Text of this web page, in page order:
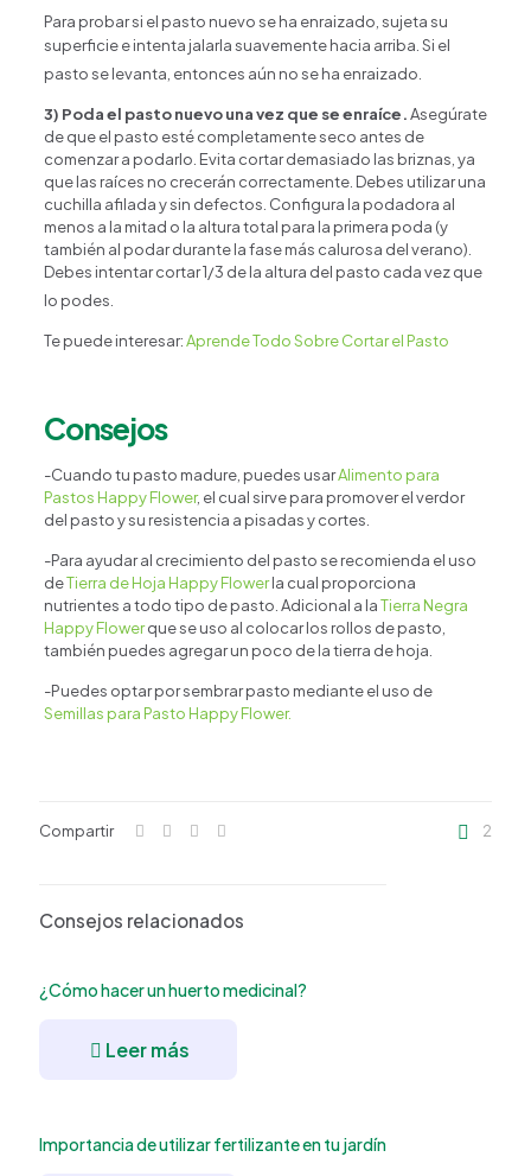
Para probar si el pasto nuevo se ha enraizado, sujeta su
superficie e intenta jalarla suavemente hacia arriba. Si el
pasto se levanta, entonces aún no se ha enraizado.
3) Poda el pasto nuevo una vez que se enraíce.Asegúrate
de que el pasto esté completamente seco antes de
comenzar a podarlo. Evita cortar demasiado las briznas, ya
que las raíces no crecerán correctamente. Debes utilizar una
cuchilla afilada y sin defectos. Configura la podadora al
menos a la mitad o la altura total para la primera poda (y
también al podar durante la fase más calurosa del verano).
Debes intentar cortar 1/3 de la altura del pasto cada vez que
lo podes.
Te puede interesar:Aprende Todo Sobre Cortar el Pasto
Consejos
-Cuando tu pasto madure, puedes usarAlimento para
Pastos Happy Flower, el cual sirve para promover el verdor
del pasto y su resistencia a pisadas y cortes.
-Para ayudar al crecimiento del pasto se recomienda el uso
deTierra de Hoja Happy Flowerla cual proporciona
nutrientes a todo tipo de pasto. Adicional a laTierra Negra
Happy Flowerque se uso al colocar los rollos de pasto,
también puedes agregar un poco de la tierra de hoja.
-Puedes optar por sembrar pasto mediante el uso de
Semillas para Pasto Happy Flower.
Compartir 2
Consejos relacionados
¿Cómo hacer un huerto medicinal?
Leer más
Importancia de utilizar fertilizante en tu jardín